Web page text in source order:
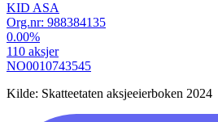
KID ASA
Org.nr: 988384135
0.00%
110 aksjer
NO0010743545
Kilde: Skatteetaten aksjeeierboken 2024